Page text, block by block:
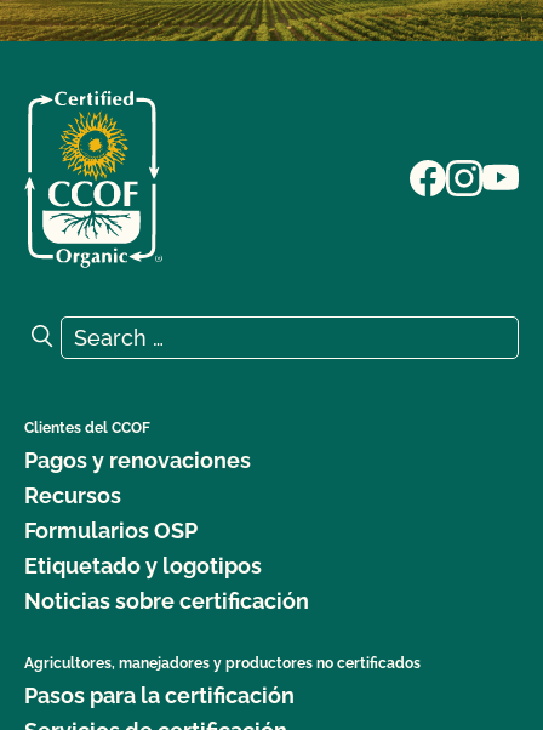
Search for:
Search
Clientes del CCOF
Pagos y renovaciones
Recursos
Formularios OSP
Etiquetado y logotipos
Noticias sobre certificación
Agricultores, manejadores y productores no certificados
Pasos para la certificación